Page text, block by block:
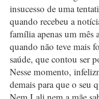
insucesso de uma
quando recebeu a
família apenas um mês
quando não teve mais
saúde, que contou ser
Nesse momento,
demais para que o seu